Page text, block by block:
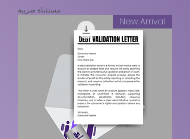
مستثناة ضريبة
New Arrival